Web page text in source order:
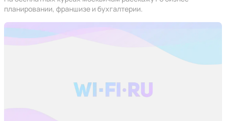
планировании, франшизе и бухгалтерии.